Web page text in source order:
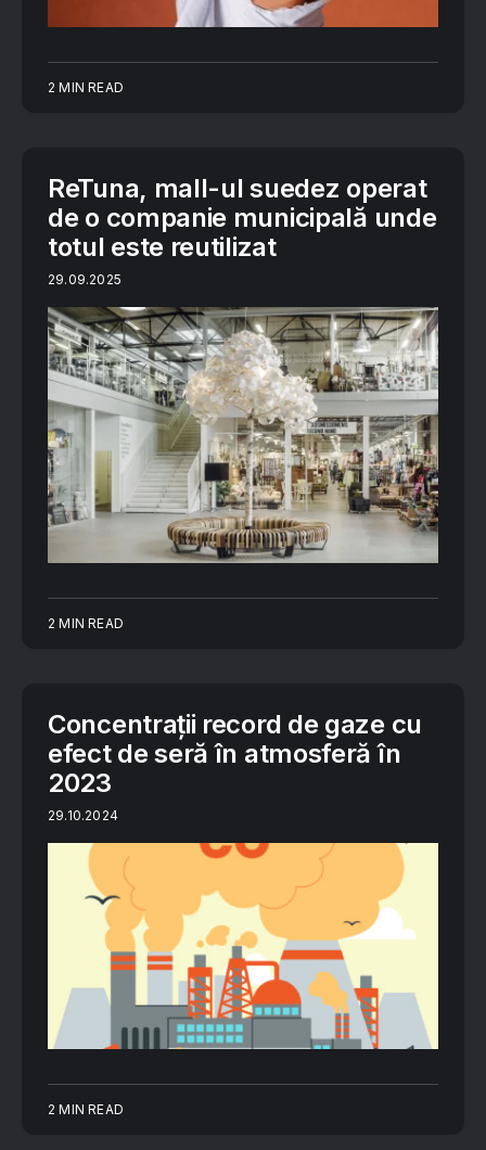
2 MIN READ
ReTuna, mall-ul suedez operat
de o companie municipală unde
totul este reutilizat
29.09.2025
2 MIN READ
Concentraţii record de gaze cu
efect de seră în atmosferă în
2023
29.10.2024
2 MIN READ